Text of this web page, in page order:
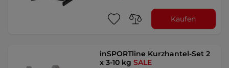
Kaufen
inSPORTline Kurzhantel-Set 2
x 3-10 kgSALE